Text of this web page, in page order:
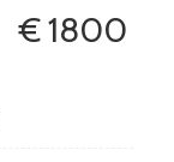
€ 1800